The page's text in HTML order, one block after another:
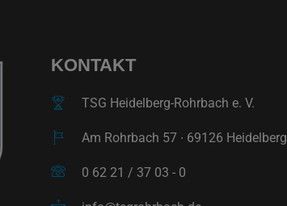
KONTAKT
TSG Heidelberg-Rohrbach e. V.
Am Rohrbach 57 ∙ 69126 Heidelberg
0 62 21 / 37 03 - 0